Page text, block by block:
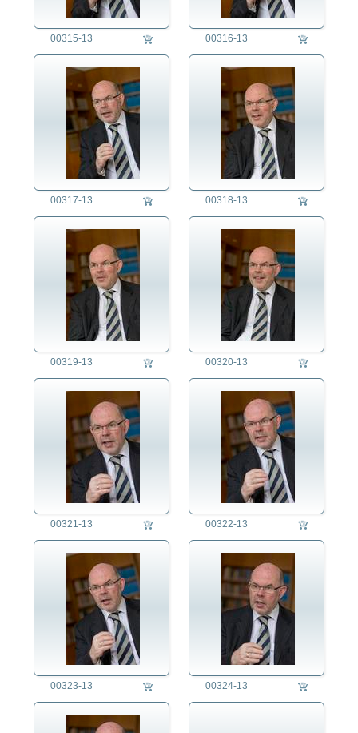
00315-13 00316-13
00317-13 00318-13
00319-13 00320-13
00321-13 00322-13
00323-13 00324-13